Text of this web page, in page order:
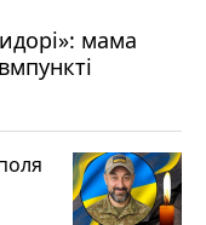
мама